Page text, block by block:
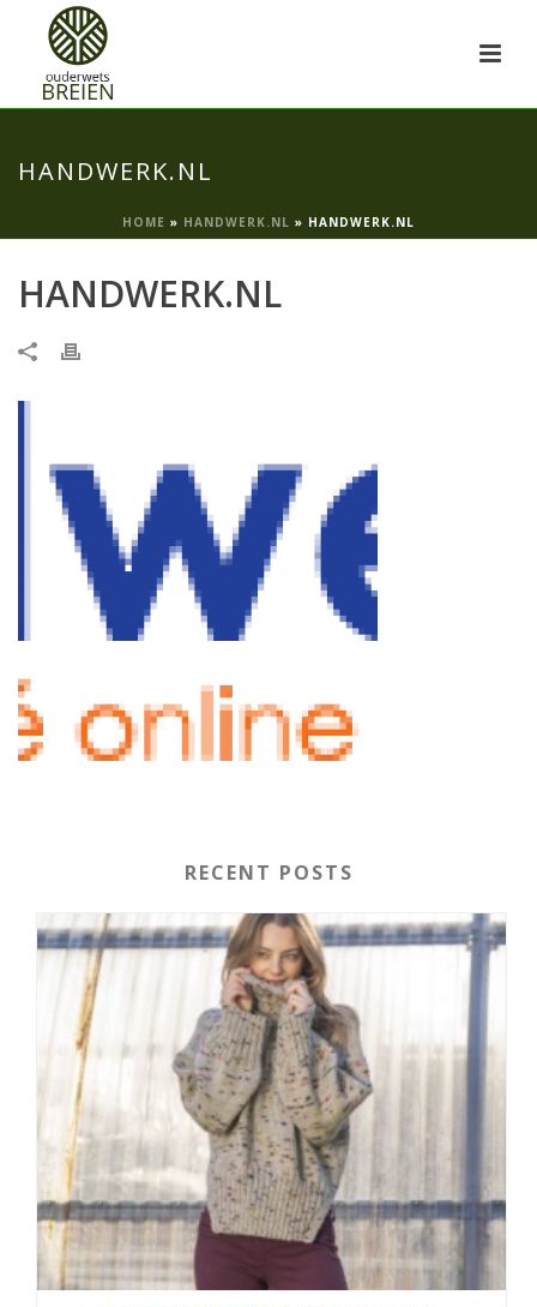
HANDWERK.NL
HOME » HANDWERK.NL » HANDWERK.NL
HANDWERK.NL
RECENT POSTS